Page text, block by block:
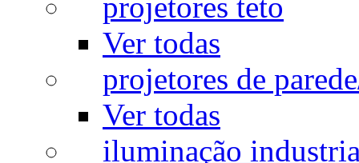
projetores teto
Ver todas
projetores de
Ver todas
iluminação